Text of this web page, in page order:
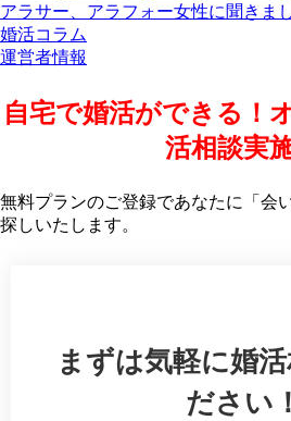
アラサー、アラフォー女性に聞きま
婚活コラム
運営者情報
自宅で婚活ができる！
活相談実
無料プランのご登録であなたに「会
探しいたします。
まずは気軽に婚
ださい！